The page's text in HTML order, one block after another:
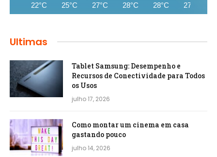
22°C 25°C 27°C 28°C 28°C 27°C
Ultimas
Tablet Samsung: Desempenho e
Recursos de Conectividade para Todos
os Usos
julho 17, 2026
Como montar um cinema em casa
gastando pouco
julho 14, 2026